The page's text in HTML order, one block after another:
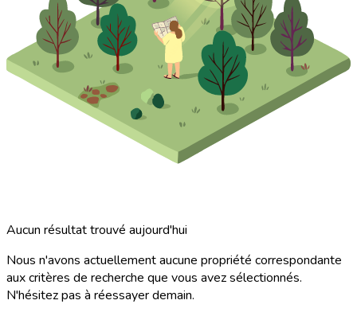
Aucun résultat trouvé aujourd'hui
Nous n'avons actuellement aucune propriété correspondante
aux critères de recherche que vous avez sélectionnés.
N'hésitez pas à réessayer demain.